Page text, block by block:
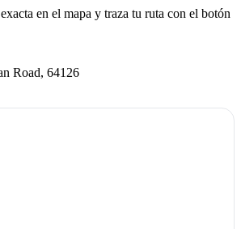
en el mapa y traza tu ruta con el botón
Road, 64126